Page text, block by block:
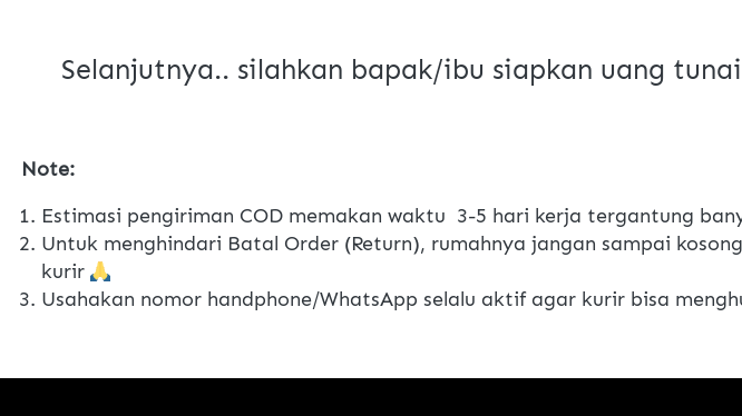
Selanjutnya.. silahkan bapak/ibu siapkan uang
Note:
Estimasi pengiriman COD memakan waktu  3-5 hari kerja tergantung
Untuk menghindari Batal Order (Return), rumahnya jangan sampai
kurir
Usahakan nomor handphone/WhatsApp selalu aktif agar kurir bisa